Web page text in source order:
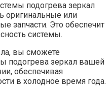
подогрева зеркал
оригинальные или
запчасти. Это обеспечит
системы.
вы сможете
подогрева зеркал вашей
обеспечивая
в холодное время года.